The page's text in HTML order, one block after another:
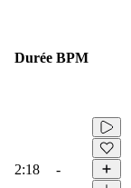
Durée BPM
2:18 -